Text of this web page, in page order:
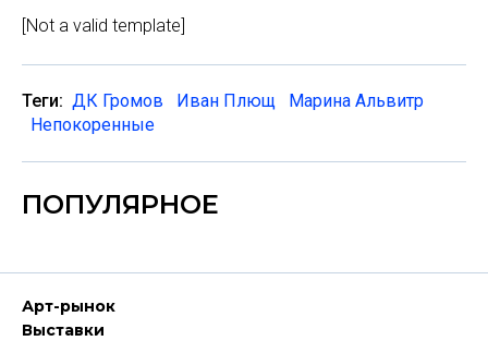
[Not a valid template]
Теги: ДК Громов Иван Плющ
Марина Альвитр
Непокоренные
ПОПУЛЯРНОЕ
Арт-рынок
Выставки